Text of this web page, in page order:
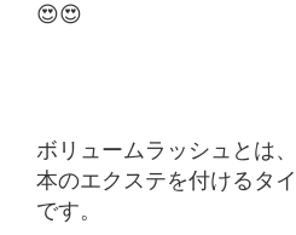
😍😍
ボリュームラッシュとは
本のエクステを付けるタ
です。